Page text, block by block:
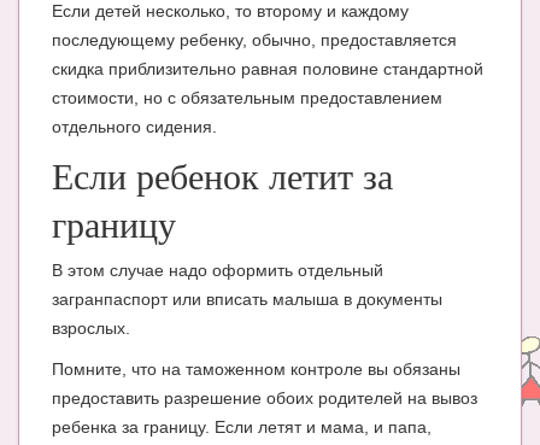
Опросы
НОВОСТИ ЛОПОТУНА
Блог Администратора
О проекте
Сотрудничество. Авторам
Если детей несколько, то второму и каждому
последующему ребенку, обычно, предоставляется
скидка приблизительно равная половине стандартной
стоимости, но с обязательным предоставлением
отдельного сидения.
Если ребенок летит за
границу
В этом случае надо оформить отдельный
загранпаспорт или вписать малыша в документы
взрослых.
Помните, что на таможенном контроле вы обязаны
предоставить разрешение обоих родителей на вывоз
ребенка за границу. Если летят и мама, и папа,